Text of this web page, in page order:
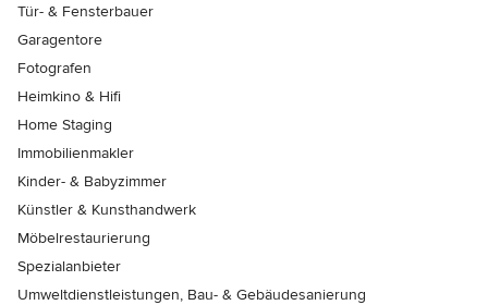
Tür- & Fensterbauer
Garagentore
Fotografen
Heimkino & Hifi
Home Staging
Immobilienmakler
Kinder- & Babyzimmer
Künstler & Kunsthandwerk
Möbelrestaurierung
Spezialanbieter
Umweltdienstleistungen, Bau- & Gebäudesanierung